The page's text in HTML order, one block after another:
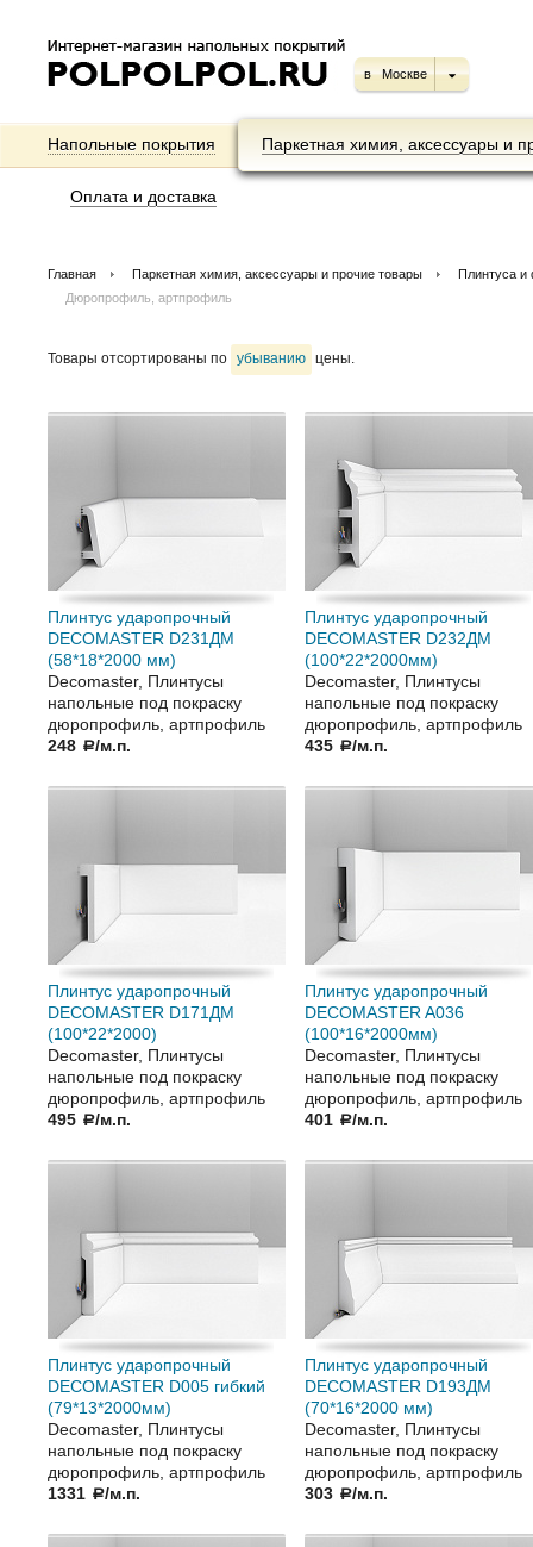
в Москве
Напольные покрытия Паркетная химия, аксессуары и
Оплата и доставка
Главная Паркетная химия, аксессуары и прочие товары
Плинтуса и
Дюропрофиль, артпрофиль
Товары отсортированы по убыванию цены.
Плинтус ударопрочный
DECOMASTER D231ДМ
(58*18*2000 мм)
Decomaster, Плинтусы
напольные под покраску
дюропрофиль, артпрофиль
248 a/м.п.
Плинтус ударопрочный
DECOMASTER D232ДМ
(100*22*2000мм)
Decomaster, Плинтусы
напольные под покраску
дюропрофиль, артпрофиль
435 a/м.п.
Плинтус ударопрочный
DECOMASTER D171ДМ
(100*22*2000)
Decomaster, Плинтусы
напольные под покраску
дюропрофиль, артпрофиль
495 a/м.п.
Плинтус ударопрочный
DECOMASTER A036
(100*16*2000мм)
Decomaster, Плинтусы
напольные под покраску
дюропрофиль, артпрофиль
401 a/м.п.
Плинтус ударопрочный
DECOMASTER D005 гибкий
(79*13*2000мм)
Decomaster, Плинтусы
напольные под покраску
дюропрофиль, артпрофиль
1331 a/м.п.
Плинтус ударопрочный
DECOMASTER D193ДМ
(70*16*2000 мм)
Decomaster, Плинтусы
напольные под покраску
дюропрофиль, артпрофиль
303 a/м.п.